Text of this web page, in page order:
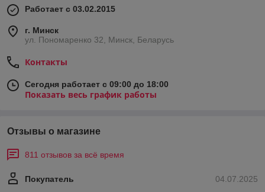
Работает с 03.02.2015
г. Минск
ул. Пономаренко 32, Минск, Беларусь
Контакты
Сегодня работает с 09:00 до 18:00
Показать весь график работы
Отзывы о магазине
811 отзывов за всё время
04.07.2025
Покупатель